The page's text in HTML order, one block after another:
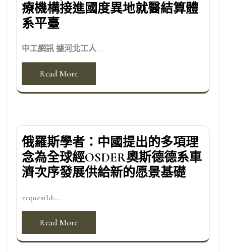
療機構接進國度異地就醫結算體
系平臺
中工網訊 據河北工人...
Read More
俄羅斯學者：中國提出的多項理
念為全球經OSDER奧斯德德系車
濟次序發展供給新的愿景基礎
requestId:...
Read More